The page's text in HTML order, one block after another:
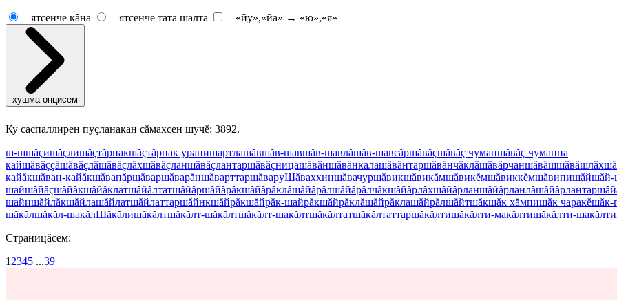
– ятсенче кăна – ятсенче тата шалта – «йу»,«йа» → «ю»,«я»
хушма опцисем
Ку саспаллирен пуçланакан сăмахсен шучĕ: 3892.
ш-шшăçишăçлишăçтăрнакшăçтăрнак урапишapтлашăвшăв-шавшăв-шавлăшăв-шавсăршăвăçшăвăç чуманшăвăç чуманпа
кайшăвăççăшăвăçлăшăвăçлăхшăвăçланшăвăçлантаршăвăçницашăвăншăвăнкалашăвăнтаршăвăнчăклăшăвăрчаншăвăшшăвăшлăх
кайăкшăван-кайăкшăвапăршăваршăварăншăварттаршăваруШăваххиншăвачуршăвикшăвикăмшăвикĕмшăвиккĕмшăвипишăйшăй-
шайшăйăçшăйăкшăйăклатшăйăлтатшăйăршăйăрăкшăйăрăклăшăйăрăлшăйăрăлчăкшăйăрлăхшăйăрланшăйăрланлăшăйăрлантар
шайишăйлăкшăйлашăйлатшăйлаттаршăйнкшăйрăкшăйрăк-шайрăкшăйрăклăшăйрăклашăйрăлшăйтшăкшăк хăмпишăк чаракĕшăк-
шăкăлшăкăл-шакăлШăкăлишăкăлтшăкăлт-шăкăлтшăкăлт-шакăлтшăкăлтатшăкăлтаттаршăкăлтишăкăлти-макăлтишăкăлти-шакăлти
Страницăсем:
1 2345 ...39